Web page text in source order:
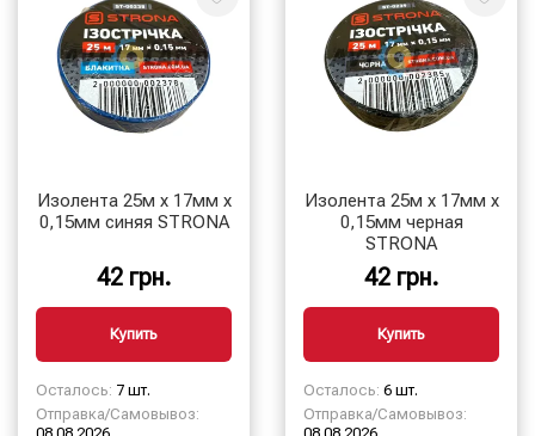
Изолента 25м х 17мм х
0,15мм синяя STRONA
42 грн.
Купить
Осталось: 7 шт.
Отправка/Самовывоз:
Изолента 25м х 17мм х
0,15мм черная
STRONA
42 грн.
Купить
Осталось: 6 шт.
Отправка/Самовывоз: